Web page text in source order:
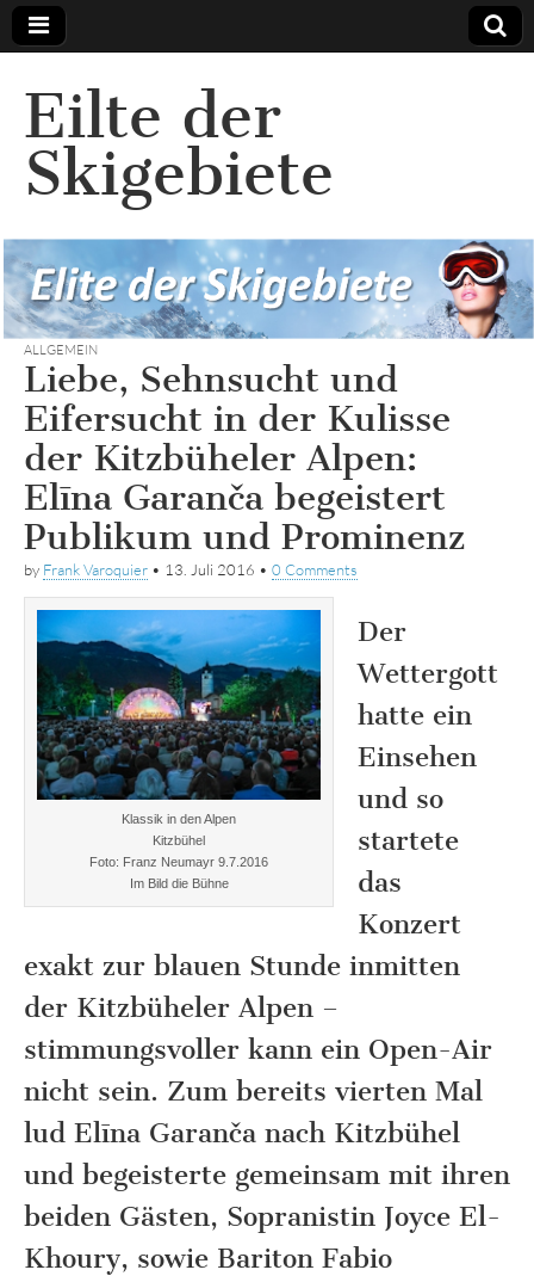
Eilte der
Skigebiete
ALLGEMEIN
Liebe, Sehnsucht und
Eifersucht in der Kulisse
der Kitzbüheler Alpen:
Elīna Garanča begeistert
Publikum und Prominenz
by Frank Varoquier • 13. Juli 2016 • 0 Comments
Klassik in den Alpen
Kitzbühel
Foto: Franz Neumayr 9.7.2016
Im Bild die Bühne
Der
Wettergott
hatte ein
Einsehen
und so
startete
das
Konzert
exakt zur blauen Stunde inmitten
der Kitzbüheler Alpen –
stimmungsvoller kann ein Open-Air
nicht sein. Zum bereits vierten Mal
lud Elīna Garanča nach Kitzbühel
und begeisterte gemeinsam mit ihren
beiden Gästen, Sopranistin Joyce El-
Khoury, sowie Bariton Fabio